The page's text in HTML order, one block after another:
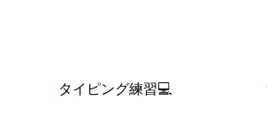
タイピング練習💻